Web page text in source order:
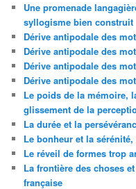
Une promenade
syllogisme bien construit
Dérive antipodale des
Dérive antipodale des
Dérive antipodale des
Dérive antipodale des
Le poids de la mémoire,
glissement de la
La durée et la
Le bonheur et la
Le réveil de formes trop
La frontière des choses
française